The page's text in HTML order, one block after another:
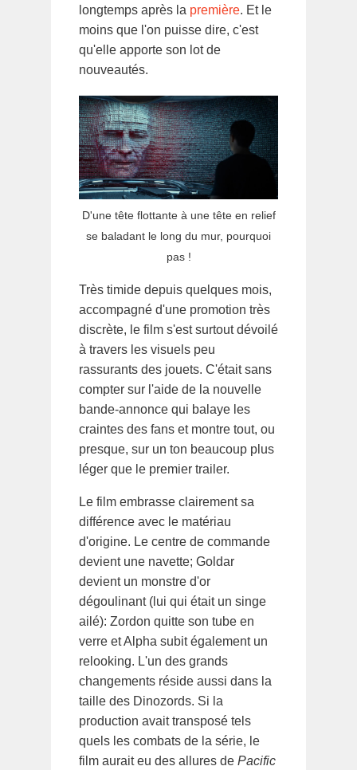
longtemps après la première. Et le
moins que l'on puisse dire, c'est
qu'elle apporte son lot de
nouveautés.
D'une tête flottante à une tête en relief
se baladant le long du mur, pourquoi
pas !
Très timide depuis quelques mois,
accompagné d'une promotion très
discrète, le film s'est surtout dévoilé
à travers les visuels peu
rassurants des jouets. C'était sans
compter sur l'aide de la nouvelle
bande-annonce qui balaye les
craintes des fans et montre tout, ou
presque, sur un ton beaucoup plus
léger que le premier trailer.
Le film embrasse clairement sa
différence avec le matériau
d'origine. Le centre de commande
devient une navette; Goldar
devient un monstre d'or
dégoulinant (lui qui était un singe
ailé): Zordon quitte son tube en
verre et Alpha subit également un
relooking. L'un des grands
changements réside aussi dans la
taille des Dinozords. Si la
production avait transposé tels
quels les combats de la série, le
film aurait eu des allures de Pacific